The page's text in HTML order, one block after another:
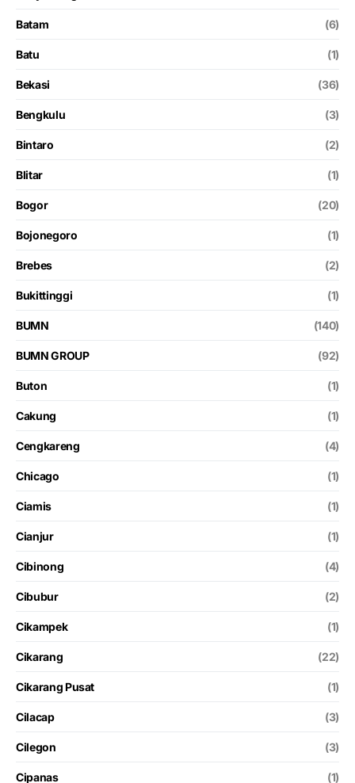
Batam (6)
Batu (1)
Bekasi (36)
Bengkulu (3)
Bintaro (2)
Blitar (1)
Bogor (20)
Bojonegoro (1)
Brebes (2)
Bukittinggi (1)
BUMN (140)
BUMN GROUP (92)
Buton (1)
Cakung (1)
Cengkareng (4)
Chicago (1)
Ciamis (1)
Cianjur (1)
Cibinong (4)
Cibubur (2)
Cikampek (1)
Cikarang (22)
Cikarang Pusat (1)
Cilacap (3)
Cilegon (3)
Cipanas (1)